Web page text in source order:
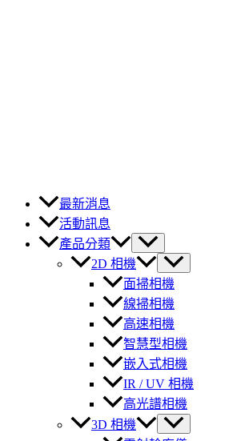
最新消息
活動訊息
產品分類
2D 相機
面掃相機
線掃相機
高速相機
智慧型相機
嵌入式相機
IR / UV 相機
高光譜相機
3D 相機